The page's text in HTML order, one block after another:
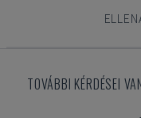
TOVÁBBI KÉRDÉSEI